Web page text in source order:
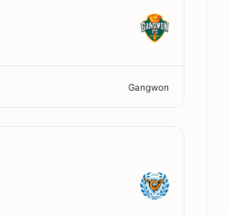
Gangwon